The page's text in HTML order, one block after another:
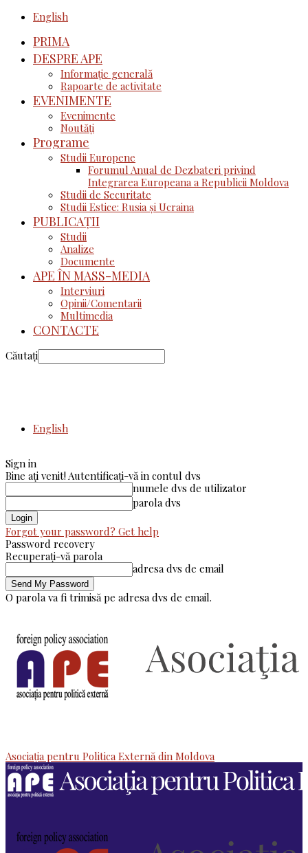
English
PRIMA
DESPRE APE
Informație generală
Rapoarte de activitate
EVENIMENTE
Evenimente
Noutăţi
Programe
Studii Europene
Forumul Anual de Dezbateri privind
Integrarea Europeana a Republicii Moldova
Studii de Securitate
Studii Estice: Rusia și Ucraina
PUBLICAȚII
Studii
Analize
Documente
APE ÎN MASS-MEDIA
Interviuri
Opinii/Comentarii
Multimedia
CONTACTE
Căutați
English
Sign in
Bine ați venit! Autentificați-vă in contul dvs
numele dvs de utilizator
parola dvs
Forgot your password? Get help
Password recovery
Recuperați-vă parola
adresa dvs de email
O parola va fi trimisă pe adresa dvs de email.
Asociaţia pentru Politica Externă din Moldova